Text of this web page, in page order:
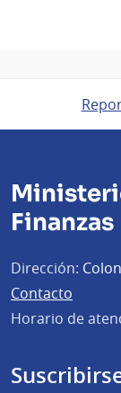
Finanzas
Dirección:
Contacto
Horario de